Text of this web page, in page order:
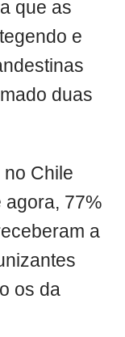
que as
e
duas
Chile
agora, 77%
a
os da